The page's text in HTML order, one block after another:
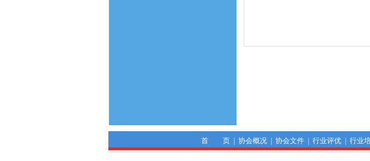
首 页| 协会概况| 协会文件| 行业评优| 行业